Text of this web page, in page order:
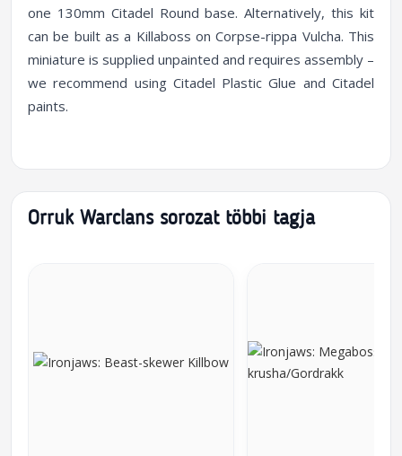
one 130mm Citadel Round base. Alternatively, this kit
can be built as a Killaboss on Corpse-rippa Vulcha. This
miniature is supplied unpainted and requires assembly –
we recommend using Citadel Plastic Glue and Citadel
paints.
Orruk Warclans sorozat többi tagja